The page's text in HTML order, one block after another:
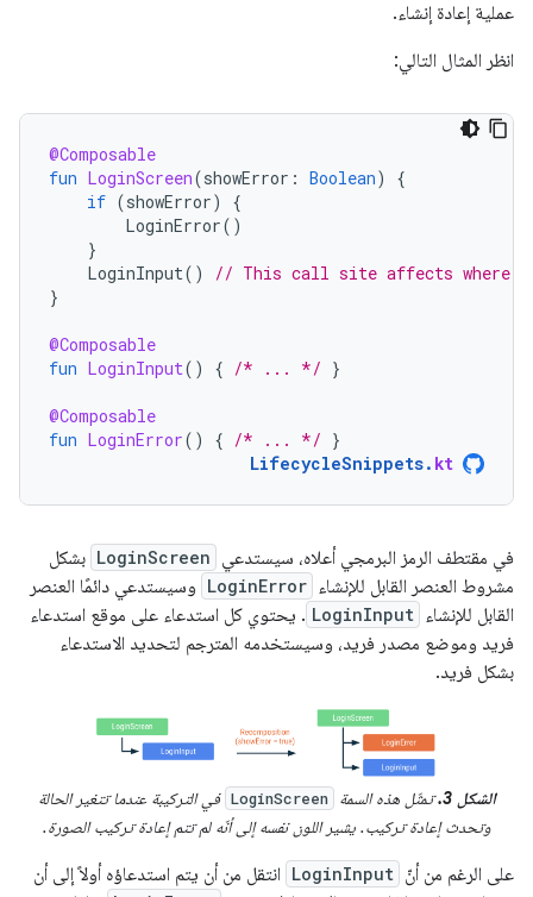
عملية إعادة إنشاء.
انظر المثال التالي:
@Composable
fun LoginScreen(showError : Boolean)
{
if (showError)
{
LoginError()
}
LoginInput()
// This call site affects where
}
@Composable
fun LoginInput() { /* ... */ }
@Composable
fun LoginError() { /* ... */ }
LifecycleSnippets. kt
في مقتطف الرمز البرمجي أعلاه، سيستدعي LoginScreen بشكل
مشروط العنصر القابل للإنشاء LoginError وسيستدعي دائمًا العنصر
القابل للإنشاء LoginInput . يحتوي كل استدعاء على موقع استدعاء
فريد وموضع مصدر فريد، وسيستخدمه المترجم لتحديد الاستدعاء
بشكل فريد.
الشكل 3. تمثّل هذه السمة LoginScreen في التركيبة عندما تتغير الحالة
وتحدث إعادة تركيب. يشير اللون نفسه إلى أنّه لم تتم إعادة تركيب الصورة.
على الرغم من أنّ LoginInput انتقل من أن يتم استدعاؤه أولاً إلى أن